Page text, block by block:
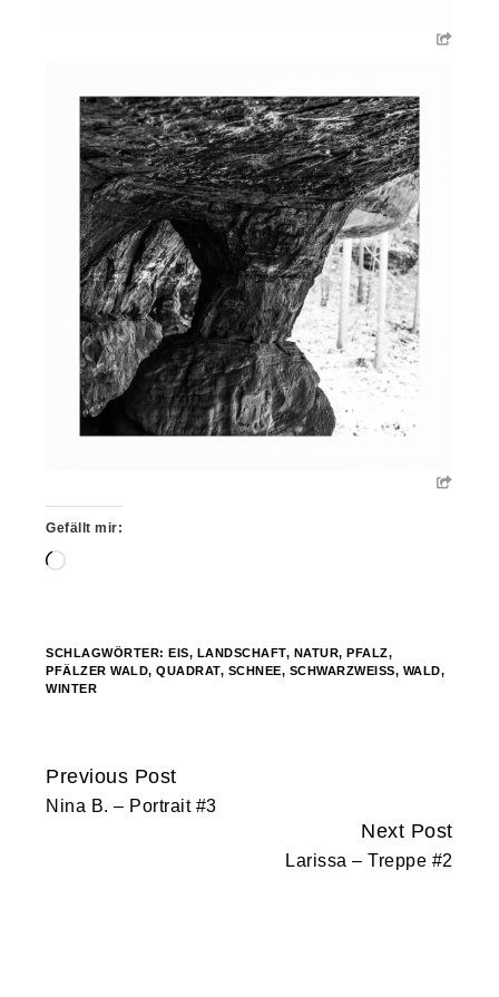
Gefällt mir:
Wird
SCHLAGWÖRTER:EIS, LANDSCHAFT, NATUR,PFALZ,
PFÄLZER WALD,QUADRAT, SCHNEE, SCHWARZWEISS , WALD,
WINTER
Continue
Reading
Previous Post
Nina B. – Portrait #3
Next Post
Larissa – Treppe #2